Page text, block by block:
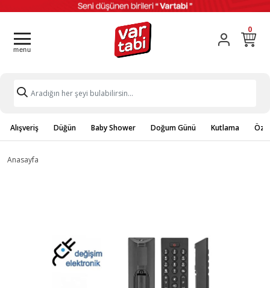
0
Alışveriş Düğün Baby Shower Doğum Günü Kutlama
Anasayfa